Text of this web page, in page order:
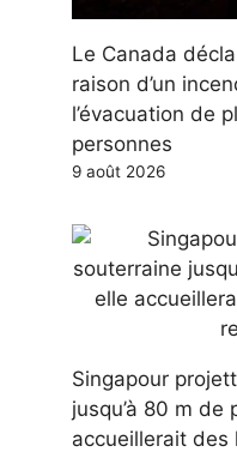
Le Canada
raison d’un
l’évacuation de
personnes
9 août 2026
Singapour
jusqu’à 80 m de
accueillerait des